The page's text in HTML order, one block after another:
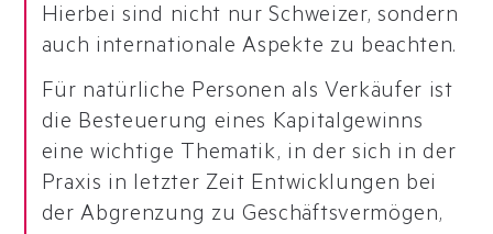
Hierbei sind nicht nur Schweizer, sondern
auch internationale Aspekte zu beachten.
Für natürliche Personen als Verkäufer ist
die Besteuerung eines Kapitalgewinns
eine wichtige Thematik, in der sich in der
Praxis in letzter Zeit Entwicklungen bei
der Abgrenzung zu Geschäftsvermögen,